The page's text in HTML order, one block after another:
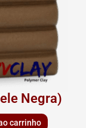
Negra)
carrinho